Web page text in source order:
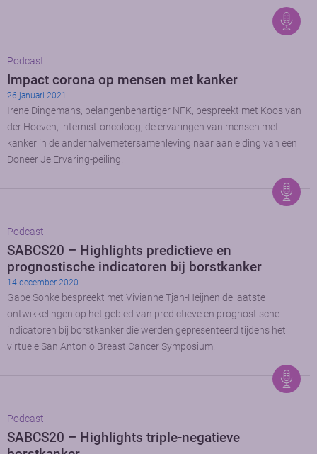
Podcast
Impact corona op mensen met kanker
26 januari 2021
Irene Dingemans, belangenbehartiger NFK, bespreekt met Koos van
der Hoeven, internist-oncoloog, de ervaringen van mensen met
kanker in de anderhalvemetersamenleving naar aanleiding van een
Doneer Je Ervaring-peiling.
Podcast
SABCS20 – Highlights predictieve en
prognostische indicatoren bij borstkanker
14 december 2020
Gabe Sonke bespreekt met Vivianne Tjan-Heijnen de laatste
ontwikkelingen op het gebied van predictieve en prognostische
indicatoren bij borstkanker die werden gepresenteerd tijdens het
virtuele San Antonio Breast Cancer Symposium.
Podcast
SABCS20 – Highlights triple-negatieve